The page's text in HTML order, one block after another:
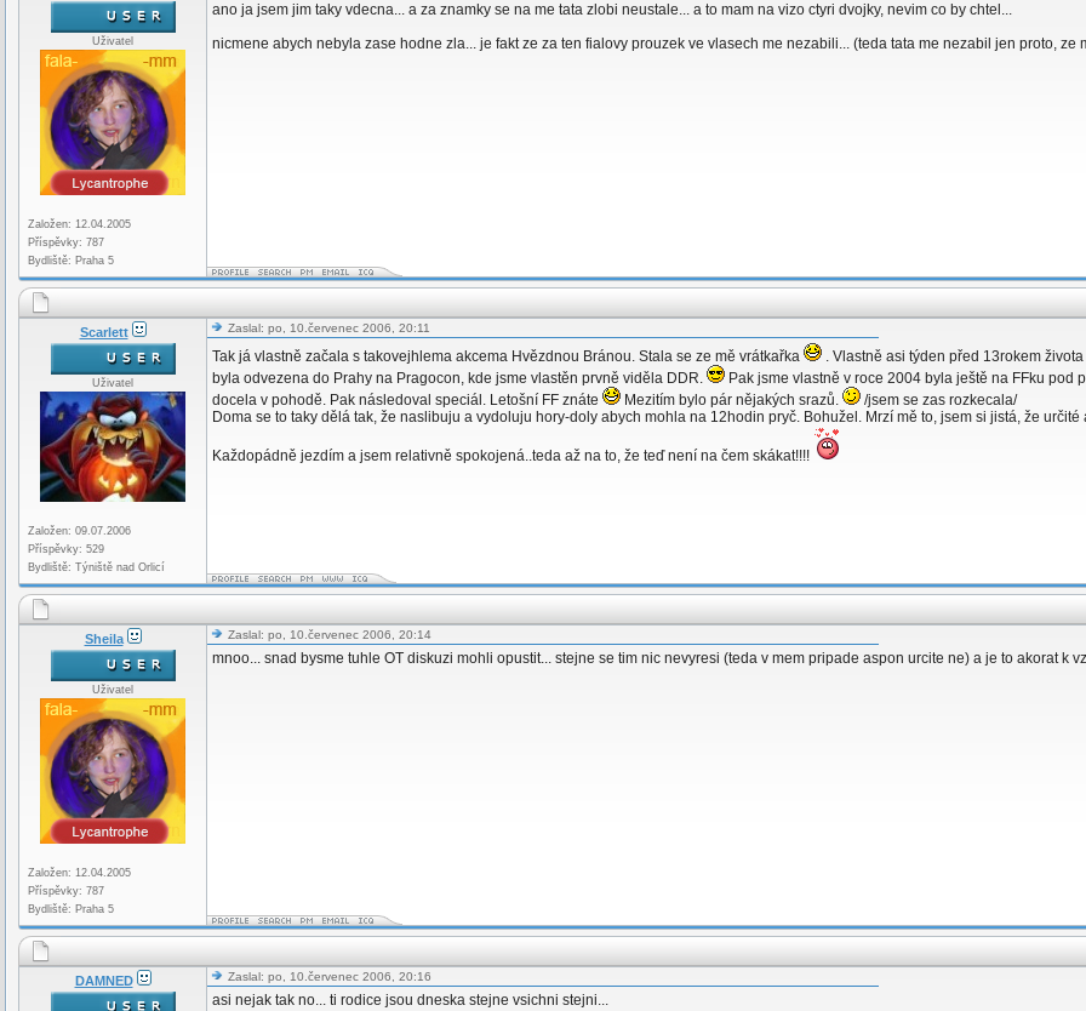
Uživatel
Založen: 12.04.2005
Příspěvky: 787
Bydliště: Praha 5
ano ja jsem jim taky vdecna... a za znamky se na me tata zlobi neustale... a to mam na vizo ctyri dvojky, nevim co by chtel...
nicmene abych nebyla zase hodne zla... je fakt ze za ten fialovy prouzek ve vlasech me nezabili... (teda tata me nezabil jen proto,
Scarlett
Uživatel
Založen: 09.07.2006
Příspěvky: 529
Bydliště: Týniště nad Orlicí
Zaslal: po, 10.červenec 2006, 20:11
Tak já vlastně začala s takovejhlema akcema Hvězdnou Bránou. Stala se ze mě vrátkařka
. Vlastně asi týden před 13rokem
byla odvezena do Prahy na Pragocon, kde jsme vlastěn prvně viděla DDR.
Pak jsme vlastně v roce 2004 byla ještě na FFku
docela v pohodě. Pak následoval speciál. Letošní FF znáte
Mezitím bylo pár nějakých srazů.
/jsem se zas rozkecala/
Doma se to taky dělá tak, že naslibuju a vydoluju hory-doly abych mohla na 12hodin pryč. Bohužel. Mrzí mě to, jsem si jistá, že
Každopádně jezdím a jsem relativně spokojená..teda až na to, že teď není na čem skákat!!!!
Sheila
Uživatel
Založen: 12.04.2005
Příspěvky: 787
Bydliště: Praha 5
Zaslal: po, 10.červenec 2006, 20:14
mnoo... snad bysme tuhle OT diskuzi mohli opustit... stejne se tim nic nevyresi (teda v mem pripade aspon urcite ne) a je to akorat k
DAMNED Zaslal: po, 10.červenec 2006, 20:16
asi nejak tak no... ti rodice jsou dneska stejne vsichni stejni...